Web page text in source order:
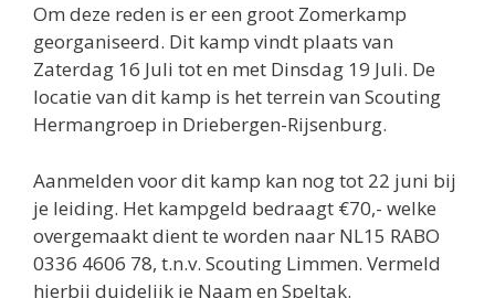
Om deze reden is er een groot Zomerkamp
georganiseerd. Dit kamp vindt plaats van
Zaterdag 16 Juli tot en met Dinsdag 19 Juli. De
locatie van dit kamp is het terrein van Scouting
Hermangroep in Driebergen-Rijsenburg.
Aanmelden voor dit kamp kan nog tot 22 juni bij
je leiding. Het kampgeld bedraagt €70,- welke
overgemaakt dient te worden naar NL15 RABO
0336 4606 78, t.n.v. Scouting Limmen. Vermeld
hierbij duidelijk je Naam en Speltak.